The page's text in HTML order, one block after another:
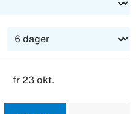
fr 23 okt.